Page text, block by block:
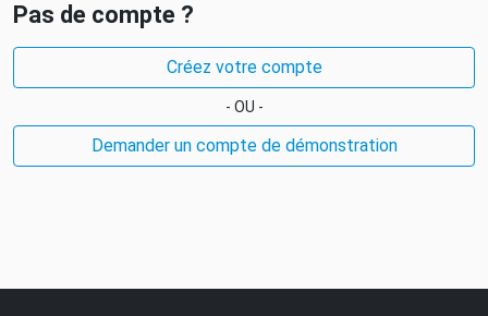
Pas de compte ?
Créez votre compte
- OU -
Demander un compte de démonstration